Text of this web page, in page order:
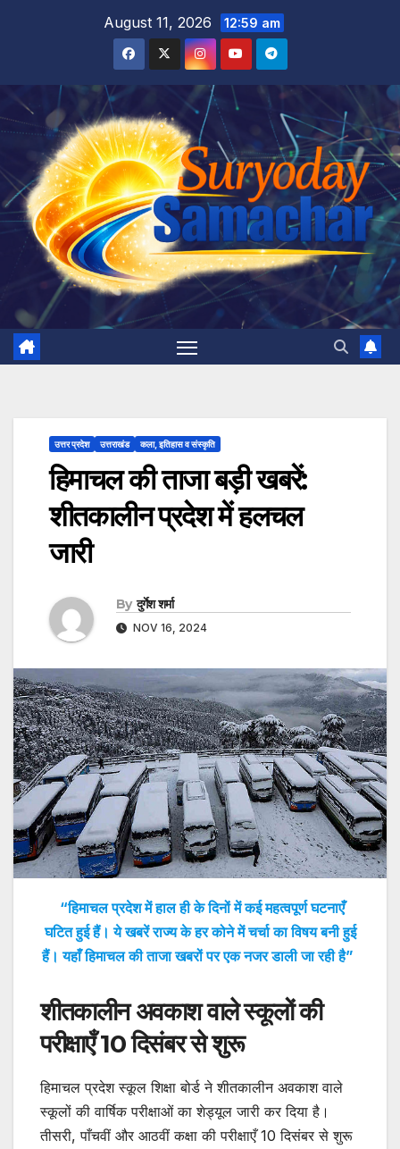
August 11, 2026 12:59 am
उत्तर प्रदेश उत्तराखंड कला, इतिहास व संस्कृति
हिमाचल की ताजा बड़ी खबरें:
शीतकालीन प्रदेश में हलचल
जारी
By दुर्गेश शर्मा
NOV 16, 2024
“हिमाचल प्रदेश में हाल ही के दिनों में कई महत्वपूर्ण घटनाएँ
घटित हुई हैं। ये खबरें राज्य के हर कोने में चर्चा का विषय बनी हुई
हैं। यहाँ हिमाचल की ताजा खबरों पर एक नजर डाली जा रही है”
शीतकालीन अवकाश वाले स्कूलों की
परीक्षाएँ 10 दिसंबर से शुरू
हिमाचल प्रदेश स्कूल शिक्षा बोर्ड ने शीतकालीन अवकाश वाले
स्कूलों की वार्षिक परीक्षाओं का शेड्यूल जारी कर दिया है।
तीसरी, पाँचवीं और आठवीं कक्षा की परीक्षाएँ 10 दिसंबर से शुरू